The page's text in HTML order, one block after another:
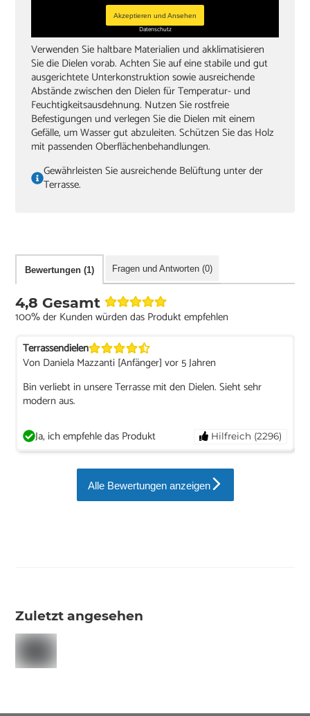
Akzeptieren und Ansehen
Datenschutz
Verwenden Sie haltbare Materialien und akklimatisieren
Sie die Dielen vorab. Achten Sie auf eine stabile und gut
ausgerichtete Unterkonstruktion sowie ausreichende
Abstände zwischen den Dielen für Temperatur- und
Feuchtigkeitsausdehnung. Nutzen Sie rostfreie
Befestigungen und verlegen Sie die Dielen mit einem
Gefälle, um Wasser gut abzuleiten. Schützen Sie das Holz
mit passenden Oberflächenbehandlungen.
Gewährleisten Sie ausreichende Belüftung unter der
Terrasse.
Bewertungen (1) Fragen und Antworten (0)
4,8 Gesamt
100% der Kunden würden das Produkt empfehlen
Terrassendielen
Von Daniela Mazzanti [Anfänger] vor 5 Jahren
Bin verliebt in unsere Terrasse mit den Dielen. Sieht sehr
modern aus.
Ja, ich empfehle das Produkt Hilfreich (2296)
Alle Bewertungen anzeigen
Zuletzt angesehen